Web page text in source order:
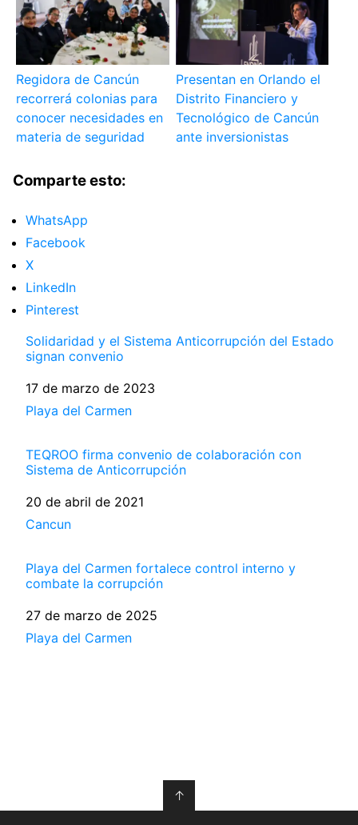
Regidora de Cancún
recorrerá colonias para
conocer necesidades en
materia de seguridad
Presentan en Orlando el
Distrito Financiero y
Tecnológico de Cancún
ante inversionistas
Comparte esto:
WhatsApp
Facebook
X
LinkedIn
Pinterest
Solidaridad y el Sistema Anticorrupción del Estado
signan convenio
Fecha
17 de marzo de 2023
Respecto a
Playa del Carmen
TEQROO firma convenio de colaboración con
Sistema de Anticorrupción
Fecha
20 de abril de 2021
Respecto a
Cancun
Playa del Carmen fortalece control interno y
combate la corrupción
Fecha
27 de marzo de 2025
Respecto a
Playa del Carmen
↑